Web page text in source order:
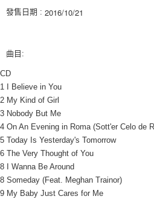
ATM／網路銀行／等多元方式進行付款，方
後付繳納相關費用。
※ 交易是否成功請以「AFTEE先享後付 」
【注意事項】
１．透過由恩沛科技股份有限公司提供之「
易，需依本服務之必要範圍內提供個人資料
權轉讓予恩沛科技股份有限公司。
２．關於個人資料處理事宜，請瀏覽以下網
https://aftee.tw/terms/#terms3
３．未成年的使用者請事先徵得法定代理人
「AFTEE先享後付」，若未經同意申辦者
任。
付款後7-11取貨
每筆NT$60，滿NT$1,599(含以上)免運
新竹貨運
每筆NT$90
宅配 (離島)
每筆NT$200
付款後門市自取
免運費
發售日期 :
曲目:
CD
1 I Believe in You
2 My Kind of Girl
3 Nobody But Me
4 On An Evening in Roma (Sott'er Celo de
5 Today Is Yesterday's Tomorrow
6 The Very Thought of You
8 I Wanna Be Around
8 Someday (Feat. Meghan Trainor)
9 My Baby Just Cares for Me